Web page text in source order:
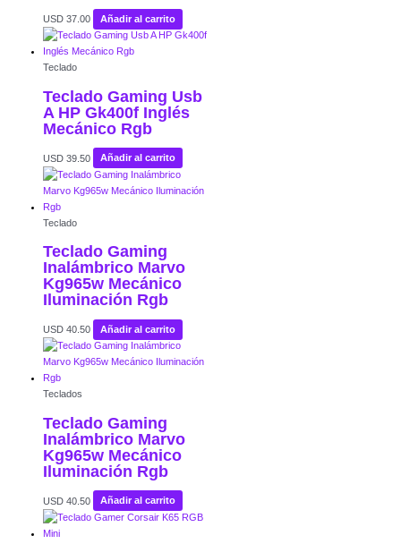
USD 37.00 Añadir al carrito
Teclado
Teclado Gaming Usb
A HP Gk400f Inglés
Mecánico Rgb
USD 39.50 Añadir al carrito
Teclado
Teclado Gaming
Inalámbrico Marvo
Kg965w Mecánico
Iluminación Rgb
USD 40.50 Añadir al carrito
Teclados
Teclado Gaming
Inalámbrico Marvo
Kg965w Mecánico
Iluminación Rgb
USD 40.50 Añadir al carrito